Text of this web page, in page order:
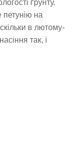
ґрунту.
петунію на
в лютому-
так, і